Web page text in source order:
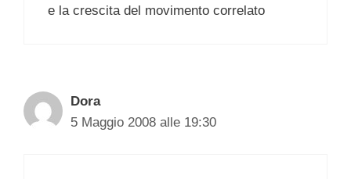
e la crescita del movimento correlato
Dora
5 Maggio 2008 alle 19:30